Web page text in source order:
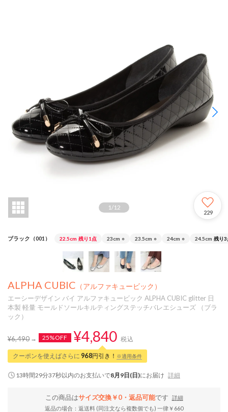
1 /12
229
ブラック（001） 22.5cm 残り1点 23cm ○ 23.5cm ○ 24cm ○ 24.5cm 残り3
ALPHA CUBIC （アルファキュービック）
エーシーデザイン バイ アルファキュービック ALPHA CUBIC glitter 日
本製 軽量 モールドソールキルティングステッチバレエシューズ （ブラ
ック）
¥6,490 25%OFF ¥4,840 税込
クーポンを使えばさらに 968円引き！ ※適用条件
13時間29分36秒以内のお支払いで8月9日(日)にお届け 詳細
この商品はサイズ交換￥0・返品可能です
詳細
返品の場合：返送料 (同注文なら複数個でも) 一律￥660